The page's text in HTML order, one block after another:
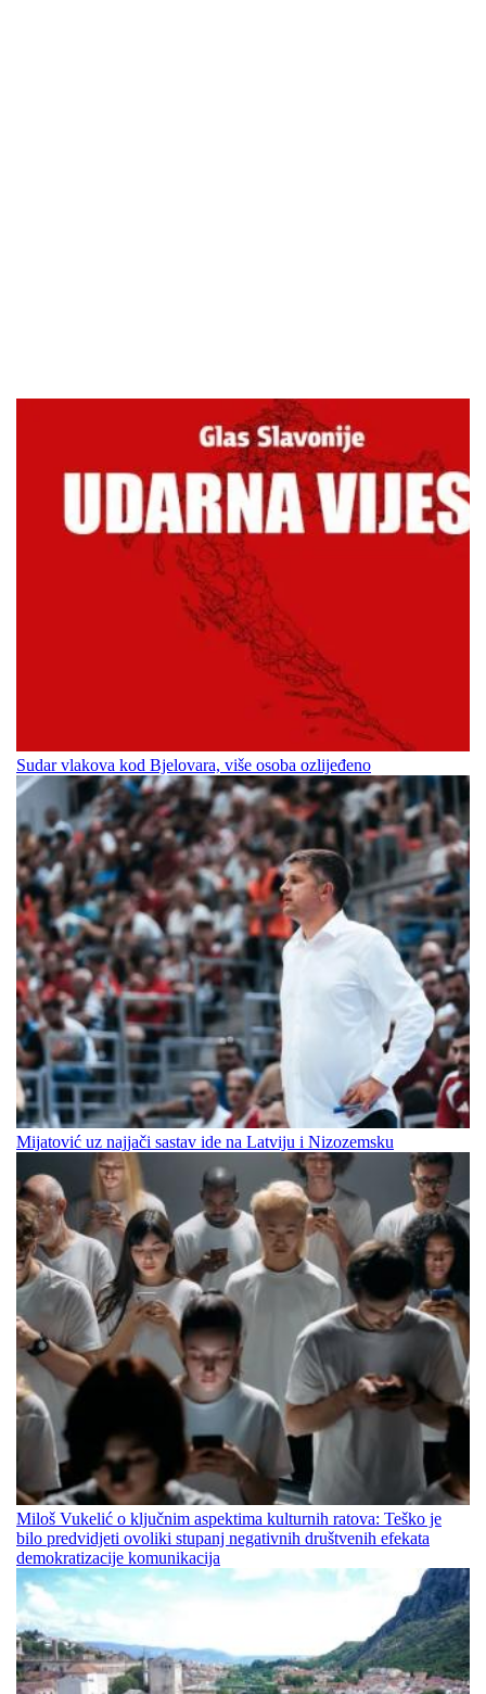
Sudar vlakova kod Bjelovara, više osoba ozlijeđeno
Mijatović uz najjači sastav ide na Latviju i Nizozemsku
Miloš Vukelić o ključnim aspektima kulturnih ratova: Teško je
bilo predvidjeti ovoliki stupanj negativnih društvenih efekata
demokratizacije komunikacija